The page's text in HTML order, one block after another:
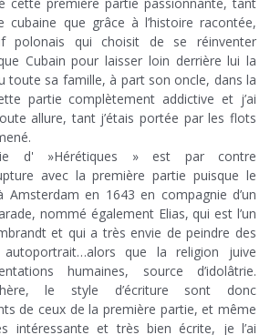
cubaine que grâce à l’histoire racontée,
polonais qui choisit de se réinventer
Cubain pour laisser loin derrière lui la
toute sa famille, à part son oncle, dans la
partie complètement addictive et j’ai
allure, tant j’étais portée par les flots
d' »Hérétiques » est par contre
avec la première partie puisque le
en 1643 en compagnie d’un
nommé également Elias, qui est l’un
et qui a très envie de peindre des
que la religion juive
humaines, source d’idolâtrie.
le style d’écriture sont donc
de ceux de la première partie, et même
intéressante et très bien écrite, je l’ai